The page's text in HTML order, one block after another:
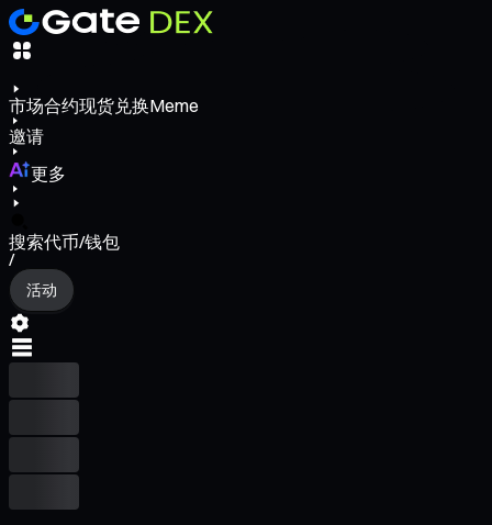
市场合约现货兑换Meme
邀请
更多
搜索代币/钱包
/
活动